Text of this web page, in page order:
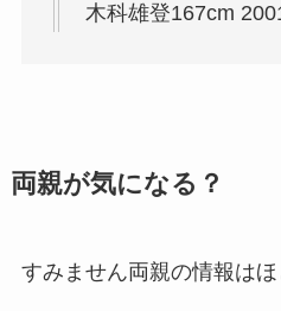
木科雄登167cm
両親が気になる？
すみません両親の情報はほ